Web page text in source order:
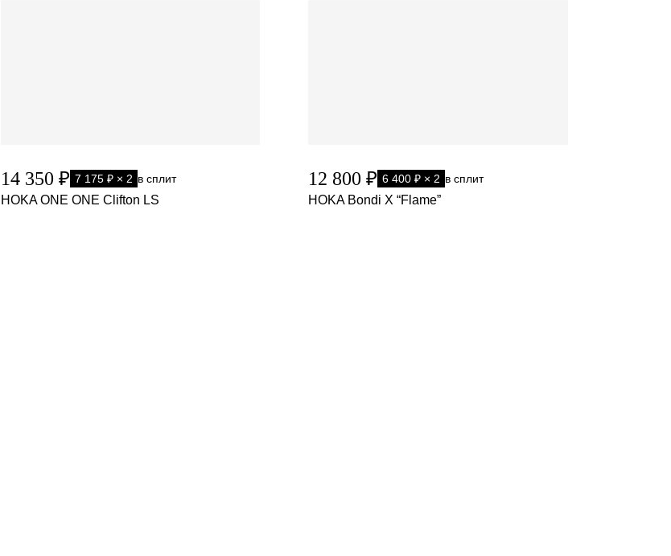
14 350 ₽ 7 175 ₽ × 2 в сплит
HOKA ONE ONE Clifton LS
12 800 ₽ 6 400 ₽ × 2 в сплит
HOKA Bondi X “Flame”